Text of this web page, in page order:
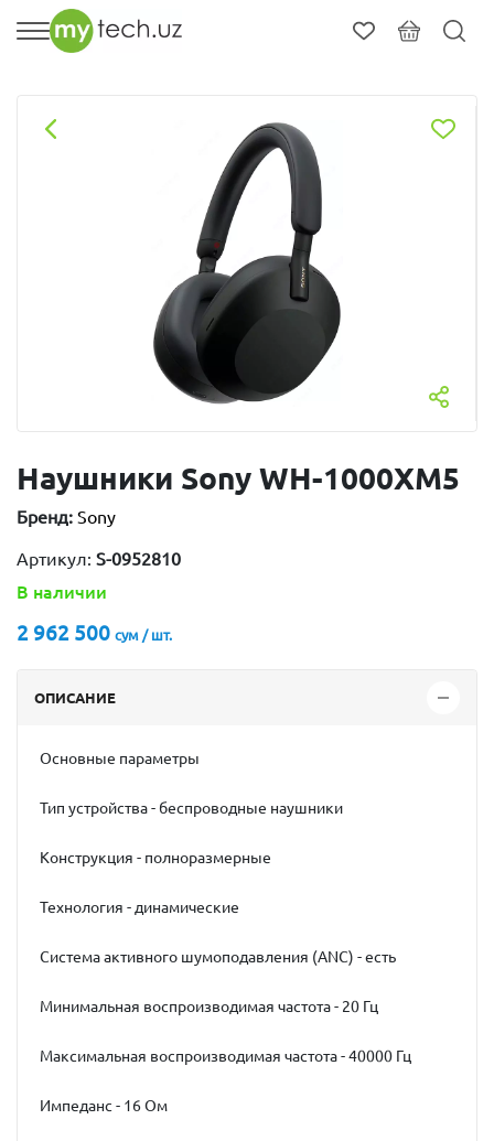
Наушники Sony WH-1000XM5
Бренд: Sony
Артикул: S-0952810
В наличии
2 962 500 сум / шт.
ОПИСАНИЕ
Основные параметры
Тип устройства - беспроводные наушники
Конструкция - полноразмерные
Технология - динамические
Система активного шумоподавления (ANC) - есть
Минимальная воспроизводимая частота - 20 Гц
Максимальная воспроизводимая частота - 40000 Гц
Импеданс - 16 Ом